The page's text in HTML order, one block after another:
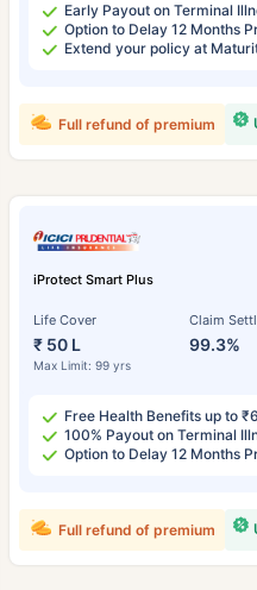
Early Payout on Terminal
Option to Delay 12 Months
Extend your policy at
Full refund of premium
iProtect Smart Plus
Life Cover
₹ 50 L
Max Limit: 99 yrs
Claim
99.3%
Free Health Benefits up to
100% Payout on Terminal
Option to Delay 12 Months
Full refund of premium